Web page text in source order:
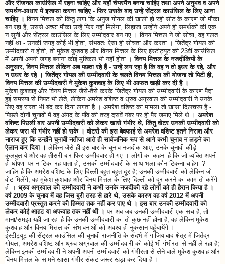
और रीजनल काउंसिल में रहना चाहिए और यहाँ चेयरमैन बनना चाहिए तथा अपने अनुभव व अपने
समर्थन-आधार में इजाफा करना चाहिए - फिर उसके बाद उन्हें सेंट्रल काउंसिल के लिए आना
चाहिए । विनय मित्तल को किंतु लगा कि अनुज गोयल की खाली हो रही सीट के कारण जो मौका
बन रहा है, उससे अच्छा मौका उन्हें फिर नहीं मिलेगा; लिहाजा उन्होंने अपने ही समर्थकों की एक
न सुनी और सेंट्रल काउंसिल के लिए उम्मीदवार बन गए । विनय मित्तल ने जो सोचा, वह गलत
नहीं था - उनकी जगह कोई भी होता, संभवतः ऐसा ही सोचता और करता । जितेंद्र गोयल की
उम्मीदवारी न होती, तो मुकेश कुशवाह और विनय मित्तल के लिए इंस्टीट्यूट की 23वीं काउंसिल
में अपनी अपनी जगह बनाना कोई मुश्किल भी नहीं होता ।विनय मित्तल के नजदीकियों के
अनुसार, विनय मित्तल लेकिन अब पछता रहे हैं - उन्हें लग रहा है कि वह न तो इधर के रहे, और
न उधर के रहे । जितेंद्र गोयल की उम्मीदवारी के चलते विनय मित्तल की योजना तो पिटी ही,
विनय मित्तल की उम्मीदवारी ने मुकेश कुशवाह के लिए भी आफत खड़ी कर दी है ।
मुकेश कुशवाह और विनय मित्तल जैसे-तैसे करके जितेंद्र गोयल की उम्मीदवारी के कारण पैदा
हुई समस्या से निपट भी लेते; लेकिन अमरेश वशिष्ट व ध्रुव अग्रवाल की उम्मीदवारी ने उनके
लिए वह रास्ता भी बंद कर दिया लगता है । अमरेश वशिष्ट का मामला तो खासा दिलचस्प है -
पिछले दोनों चुनावों में वह अंगद के पाँव की तरह दसवें नंबर पर ही पैर जमाए मिले थे । अमरेश
वशिष्ट पिछली बार अपनी उम्मीदवारी को लेकर खासे गंभीर थे, किंतु वोटर उनकी उम्मीदवारी को
लेकर जरा भी गंभीर नहीं हो सके । वोटरों की इस बेवफाई से अमरेश वशिष्ट इतने निराश और
नाराज हुए कि उन्होंने चुनावी नतीजा आते ही सार्वजनिक रूप से आगे कभी चुनाव न लड़ने का
ऐलान कर दिया । लेकिन जैसे ही इस बार के चुनाव नजदीक आए, उनके चुनावी कीड़े
कुलबुलाये और वह तीसरी बार फिर उम्मीदवार हो गए । लोगों का कहना है कि जो व्यक्ति अपनी
ही घोषणा पर न टिका रह पाता हो, उसकी उम्मीदवारी के साथ भला कौन टिकना चाहेगा ?
जाहिर है कि अमरेश वशिष्ट के लिए दिल्ली बहुत बहुत दूर है; उनकी उम्मीदवारी को लेकिन जो
वोट मिलेंगे, वह मुकेश कुशवाह और विनय मित्तल के लिए दिल्ली को दूर करने का काम तो करेंगे
ही । ध्रुव अग्रवाल की उम्मीदवारी ने कभी उनके नजदीकी रहे लोगों को ही हैरान किया है ।
वर्ष 2009 के चुनाव में वह जिस बुरी तरह से हारे थे, उसके कारण वह वर्ष 2012 में अपनी
उम्मीदवारी प्रस्तुत करने की हिम्मत तक नहीं कर पाए थे । इस बार उनकी उम्मीदवारी को
लेकर कोई आहट या अफवाह तक नहीं थी । पर अब जब उनकी उम्मीदवारी एक सच है, तो
माना/समझा यही जा रहा है कि उनकी उम्मीदवारी का तो कुछ नहीं होना है, वह लेकिन मुकेश
कुशवाह और विनय मित्तल की संभावनाओं को अवश्य ही नुकसान पहुँचायेंगे ।
इंस्टीट्यूट की सेंट्रल काउंसिल की चुनावी राजनीति के संदर्भ में गाजियाबाद क्षेत्र में जितेंद्र
गोयल, अमरेश वशिष्ट और ध्रुव अग्रवाल की उम्मीदवारी को कोई भी गंभीरता से नहीं ले रहा है;
लेकिन इनकी उम्मीदवारी ने अपनी अपनी उम्मीदवारी को गंभीरता से लेने वाले मुकेश कुशवाह और
विनय मित्तल के सामने खासा गंभीर संकट जरूर खड़ा कर दिया है ।